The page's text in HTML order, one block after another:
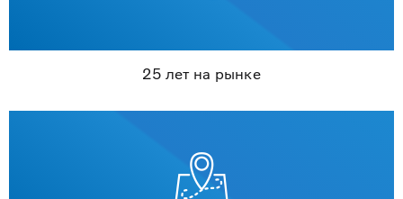
25 лет на рынке